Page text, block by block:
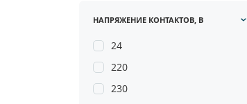
НАПРЯЖЕНИЕ КОНТАКТОВ, В
24
220
230